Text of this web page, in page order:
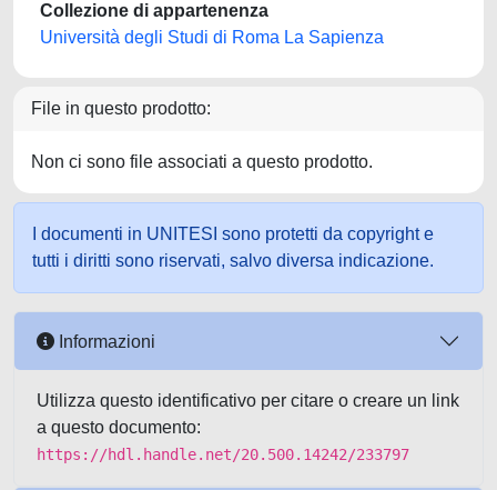
Collezione di appartenenza
Università degli Studi di Roma La Sapienza
File in questo prodotto:
Non ci sono file associati a questo prodotto.
I documenti in UNITESI sono protetti da copyright e
tutti i diritti sono riservati, salvo diversa indicazione.
Informazioni
Utilizza questo identificativo per citare o creare un link
a questo documento:
https://hdl.handle.net/20.500.14242/233797